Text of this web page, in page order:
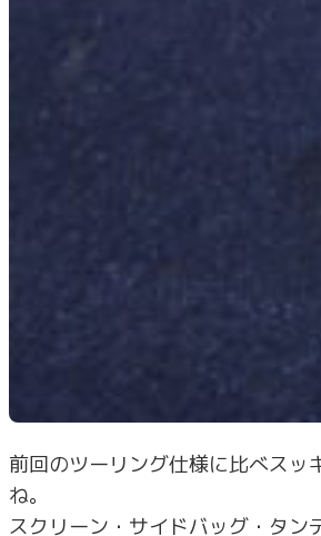
前回のツーリング仕様に比べスッ
ね。
スクリーン・サイドバッグ・タン